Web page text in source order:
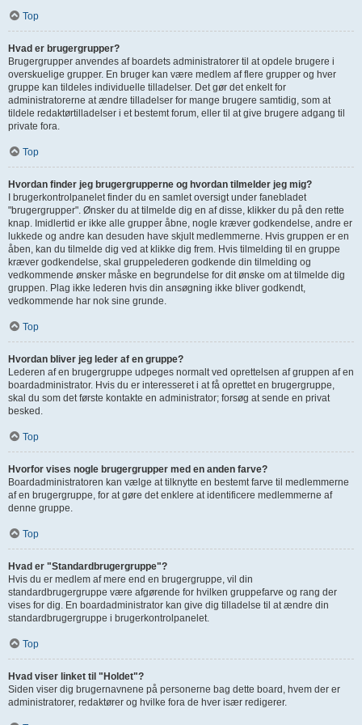
Top
Hvad er brugergrupper?
Brugergrupper anvendes af boardets administratorer til at opdele brugere i
overskuelige grupper. En bruger kan være medlem af flere grupper og hver
gruppe kan tildeles individuelle tilladelser. Det gør det enkelt for
administratorerne at ændre tilladelser for mange brugere samtidig, som at
tildele redaktørtilladelser i et bestemt forum, eller til at give brugere adgang til
private fora.
Top
Hvordan finder jeg brugergrupperne og hvordan tilmelder jeg mig?
I brugerkontrolpanelet finder du en samlet oversigt under fanebladet
"brugergrupper". Ønsker du at tilmelde dig en af disse, klikker du på den rette
knap. Imidlertid er ikke alle grupper åbne, nogle kræver godkendelse, andre er
lukkede og andre kan desuden have skjult medlemmerne. Hvis gruppen er en
åben, kan du tilmelde dig ved at klikke dig frem. Hvis tilmelding til en gruppe
kræver godkendelse, skal gruppelederen godkende din tilmelding og
vedkommende ønsker måske en begrundelse for dit ønske om at tilmelde dig
gruppen. Plag ikke lederen hvis din ansøgning ikke bliver godkendt,
vedkommende har nok sine grunde.
Top
Hvordan bliver jeg leder af en gruppe?
Lederen af en brugergruppe udpeges normalt ved oprettelsen af gruppen af en
boardadministrator. Hvis du er interesseret i at få oprettet en brugergruppe,
skal du som det første kontakte en administrator; forsøg at sende en privat
besked.
Top
Hvorfor vises nogle brugergrupper med en anden farve?
Boardadministratoren kan vælge at tilknytte en bestemt farve til medlemmerne
af en brugergruppe, for at gøre det enklere at identificere medlemmerne af
denne gruppe.
Top
Hvad er "Standardbrugergruppe"?
Hvis du er medlem af mere end en brugergruppe, vil din
standardbrugergruppe være afgørende for hvilken gruppefarve og rang der
vises for dig. En boardadministrator kan give dig tilladelse til at ændre din
standardbrugergruppe i brugerkontrolpanelet.
Top
Hvad viser linket til "Holdet"?
Siden viser dig brugernavnene på personerne bag dette board, hvem der er
administratorer, redaktører og hvilke fora de hver især redigerer.